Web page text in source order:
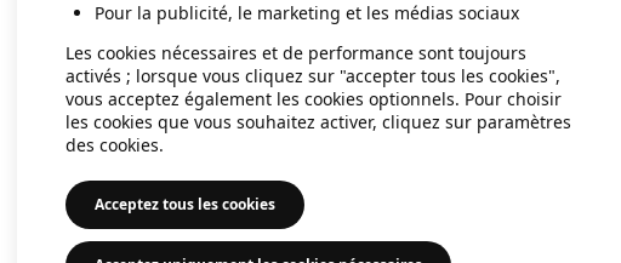
Pour la publicité, le marketing et les médias sociaux
Les cookies nécessaires et de performance sont toujours
activés ; lorsque vous cliquez sur "accepter tous les cookies",
vous acceptez également les cookies optionnels. Pour choisir
les cookies que vous souhaitez activer, cliquez sur paramètres
des cookies.
Acceptez tous les cookies